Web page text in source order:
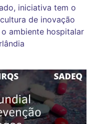
iniciativa tem o
de inovação
ambiente hospitalar